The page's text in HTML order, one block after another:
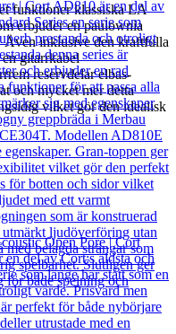
funktioner klassiska LA
erbjuder en paulownia
Även inklusive den kraftfulla
gitarrkabel
reservdelar elbas-
och mycket mer detta
vilket gör den idealisk